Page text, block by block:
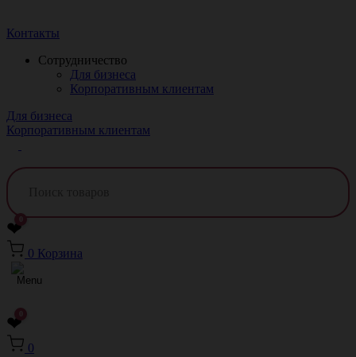
Контакты
Сотрудничество
Для бизнеса
Корпоративным клиентам
Для бизнеса
Корпоративным клиентам
❤0
0 Корзина
❤0
0